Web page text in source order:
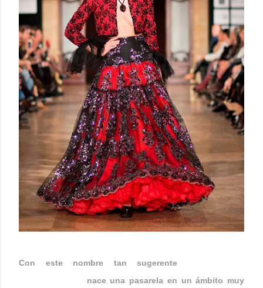
Con este nombre tan sugerente
nace una pasarela en un ámbito muy